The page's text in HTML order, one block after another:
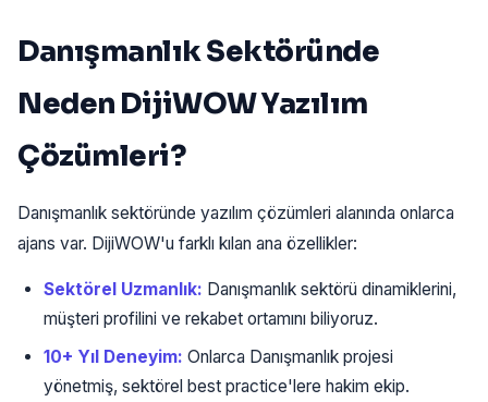
Danışmanlık Sektöründe
Neden DijiWOW Yazılım
Çözümleri?
Danışmanlık sektöründe yazılım çözümleri alanında onlarca
ajans var. DijiWOW'u farklı kılan ana özellikler:
Sektörel Uzmanlık: Danışmanlık sektörü dinamiklerini,
müşteri profilini ve rekabet ortamını biliyoruz.
10+ Yıl Deneyim: Onlarca Danışmanlık projesi
yönetmiş, sektörel best practice'lere hakim ekip.